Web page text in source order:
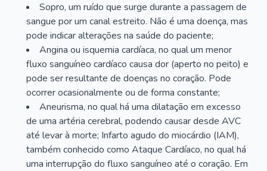
Sopro, um ruído que surge durante a passagem de
sangue por um canal estreito. Não é uma doença, mas
pode indicar alterações na saúde do paciente;
Angina ou isquemia cardíaca, no qual um menor
fluxo sanguíneo cardíaco causa dor (aperto no peito) e
pode ser resultante de doenças no coração. Pode
ocorrer ocasionalmente ou de forma constante;
Aneurisma, no qual há uma dilatação em excesso
de uma artéria cerebral, podendo causar desde AVC
até levar à morte; Infarto agudo do miocárdio (IAM),
também conhecido como Ataque Cardíaco, no qual há
uma interrupção do fluxo sanguíneo até o coração. Em